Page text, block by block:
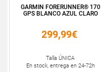
GARMIN FORERUNNER® 170
GPS BLANCO AZUL CLARO
299,99€
Talla ÚNICA
En stock, entrega en 24-72h